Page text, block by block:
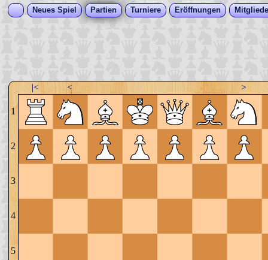
Neues Spiel Partien Turniere Eröffnungen
|< < >
1
2
3
4
5